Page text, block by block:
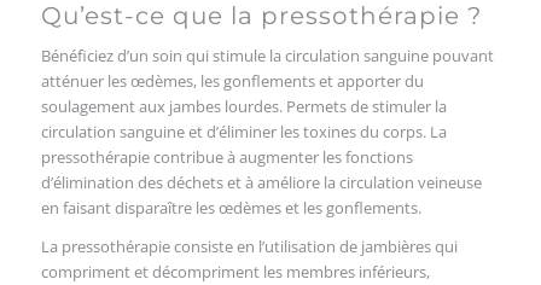
Comment se déroule une séance
de pressothérapie ?
Une séance de pressothérapie est d’une durée de 30 minutes.
La personne est confortablement allongée sur une table de
traitement. Dans un premier temps, les manchons
pneumatiques sont mis en place, par la suite, l’appareil est